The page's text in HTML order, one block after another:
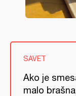
SAVET
Ako je
malo